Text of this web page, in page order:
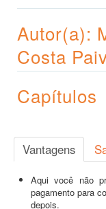
Autor(a):
Costa
Capítulos
Vantagens
Aqui você não
pagamento para
depois.